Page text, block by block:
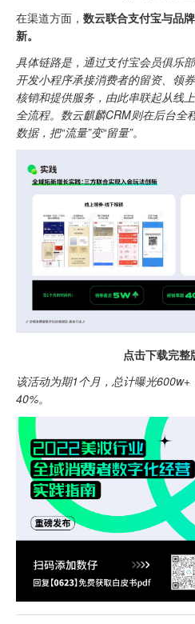
在渠道方面， 数云联合支付宝与品
新。
具体链路是，通过支付宝会员俱乐
开发小程序承接消费者的留资、领
核销和提供服务，由此串联起从线
全流程。数云麒麟CRM则在后台全
数据，把“流量”变“留量”。
点击下载完整
该活动为期1个月，总计曝光
40%。